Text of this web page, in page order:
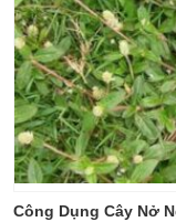
Công Dụng Cây Nở